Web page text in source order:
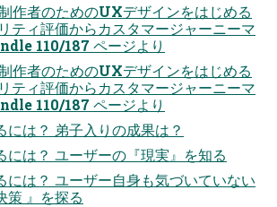
作者のためのUXデザインをはじめる
ティ評価からカスタマージャーニーマ
110/187 ページより
作者のためのUXデザインをはじめる
ティ評価からカスタマージャーニーマ
110/187 ページより
には？ 弟子入りの成果は？
には？ ユーザーの『現実』を知る
には？ ユーザー自身も気づいていない
策 』を探る